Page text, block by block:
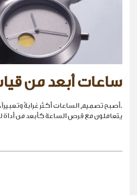
ساعات أبعد من
.أصبح تصميم الساعات أكثر غرابةً
يتعاملون مع قرص الساعة كأبعد من